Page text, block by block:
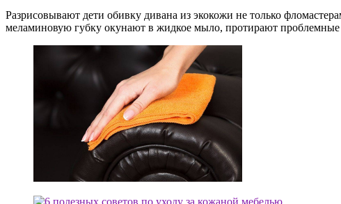
Разрисовывают дети обивку дивана из экокожи не только
меламиновую губку окунают в жидкое мыло, протирают проблемные